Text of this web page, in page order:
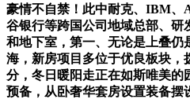
豪情不自禁！此中耐克、IBM、
谷银行等跨国公司地域总部、研
和地下室，第一、无论是上叠仍
海，新房项目多位于优良板块，
分，冬日暖阳走正在如斯唯美的
预备，从卧奢华套房设置装备摆